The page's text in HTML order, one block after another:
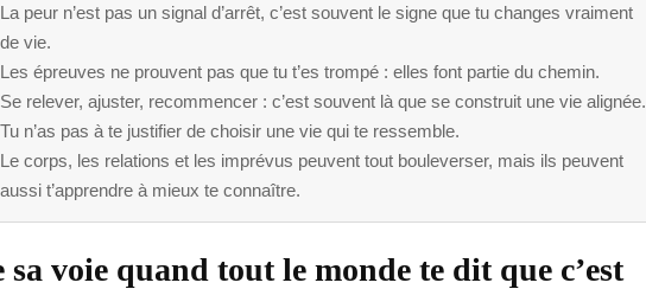
La peur n’est pas un signal d’arrêt, c’est souvent le signe que tu changes vraiment
de vie.
Les épreuves ne prouvent pas que tu t’es trompé : elles font partie du chemin.
Se relever, ajuster, recommencer : c’est souvent là que se construit une vie alignée.
Tu n’as pas à te justifier de choisir une vie qui te ressemble.
Le corps, les relations et les imprévus peuvent tout bouleverser, mais ils peuvent
aussi t’apprendre à mieux te connaître.
sa voie quand tout le monde te dit que c’est